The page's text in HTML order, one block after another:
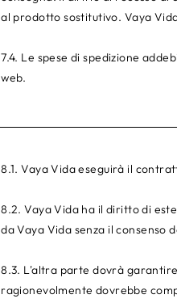
al prodotto sostitutivo. Vaya
7.4. Le spese di spedizione
web.
8.1. Vaya Vida eseguirà il
8.2. Vaya Vida ha il diritto di
da Vaya Vida senza il consenso
8.3. L'altra parte dovrà
ragionevolmente dovrebbe